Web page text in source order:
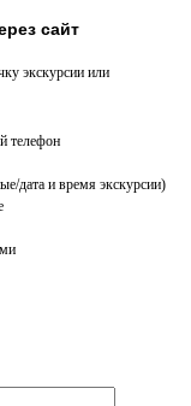
сайт
экскурсии или
телефон
дата и время экскурсии)